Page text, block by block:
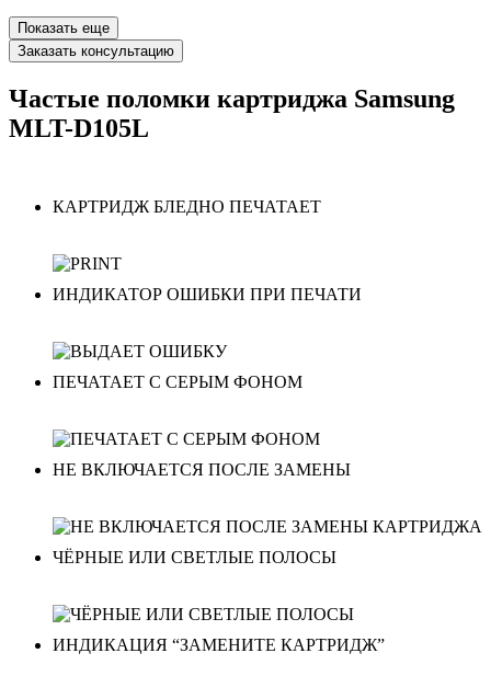
Показать еще
Заказать консультацию
Частые поломки картриджа Samsung
MLT-D105L
КАРТРИДЖ БЛЕДНО ПЕЧАТАЕТ
ИНДИКАТОР ОШИБКИ ПРИ ПЕЧАТИ
ПЕЧАТАЕТ С СЕРЫМ ФОНОМ
НЕ ВКЛЮЧАЕТСЯ ПОСЛЕ ЗАМЕНЫ
ЧЁРНЫЕ ИЛИ СВЕТЛЫЕ ПОЛОСЫ
ИНДИКАЦИЯ “ЗАМЕНИТЕ КАРТРИДЖ”